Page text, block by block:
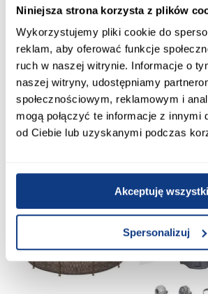
Niniejsza strona korzysta z plików
Wykorzystujemy pliki cookie do
reklam, aby oferować funkcje
ruch w naszej witrynie. Informacje o
naszej witryny, udostępniamy
społecznościowym, reklamowym i
mogą połączyć te informacje z innymi
od Ciebie lub uzyskanymi podczas
Akceptuję
Spersonalizuj
Wybarwienie korpusu:
białe
Wykończenie frontów:
połysk
PORÓWNAJ